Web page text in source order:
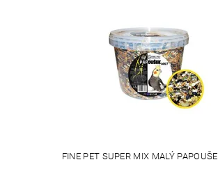
FINE PET SUPER MIX MALÝ